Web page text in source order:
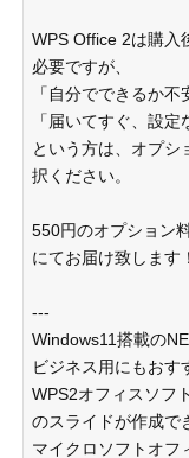
WPS Office 2は購入
必要ですが、
「自分でできるか不
「届いてすぐ、設定
という方は、オプシ
択ください。
550円のオプション
にてお届け致します
---
Windows11搭載の
ビジネス用にもおす
WPS2オフィスソフ
のスライドが作成で
マイクロソフトオフ